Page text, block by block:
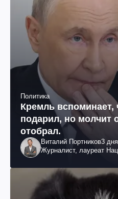
Политика
Кремль вспоминает,
подарил, но молчит
отобрал.
Виталий Портников3
Журналист, лауреат